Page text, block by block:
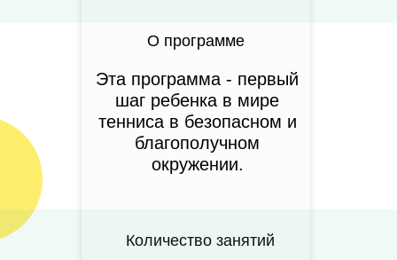
О программе
Эта программа - первый
шаг ребенка в мире
тенниса в безопасном и
благополучном
окружении.
Количество занятий